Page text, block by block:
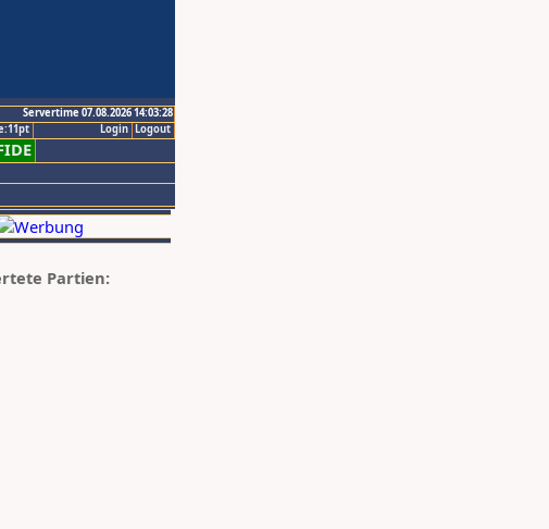
Servertime 07.08.2026 14:03:28
Logout
Login
Partien: